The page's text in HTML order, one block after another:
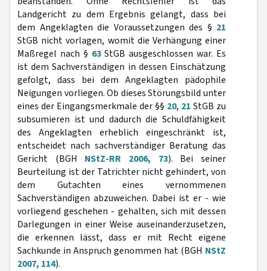
Landgericht zu dem Ergebnis gelangt, dass bei
dem Angeklagten die Voraussetzungen des § 21
StGB nicht vorlagen, womit die Verhängung einer
Maßregel nach § 63StGB ausgeschlossen war. Es
ist dem Sachverständigen in dessen Einschätzung
gefolgt, dass bei dem Angeklagten pädophile
Neigungen vorliegen. Ob dieses Störungsbild unter
eines der Eingangsmerkmale der §§ 20, 21 StGB zu
subsumieren ist und dadurch die Schuldfähigkeit
des Angeklagten erheblich eingeschränkt ist,
entscheidet nach sachverständiger Beratung das
Gericht (BGH NStZ-RR 2006, 73). Bei seiner
Beurteilung ist der Tatrichter nicht gehindert, von
dem Gutachten eines vernommenen
Sachverständigen abzuweichen. Dabei ist er - wie
vorliegend geschehen - gehalten, sich mit dessen
Darlegungen in einer Weise auseinanderzusetzen,
die erkennen lässt, dass er mit Recht eigene
Sachkunde in Anspruch genommen hat (BGH NStZ
2007, 114).